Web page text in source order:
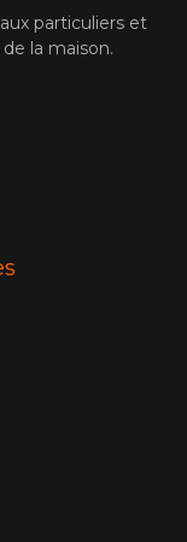
particuliers et
la maison.